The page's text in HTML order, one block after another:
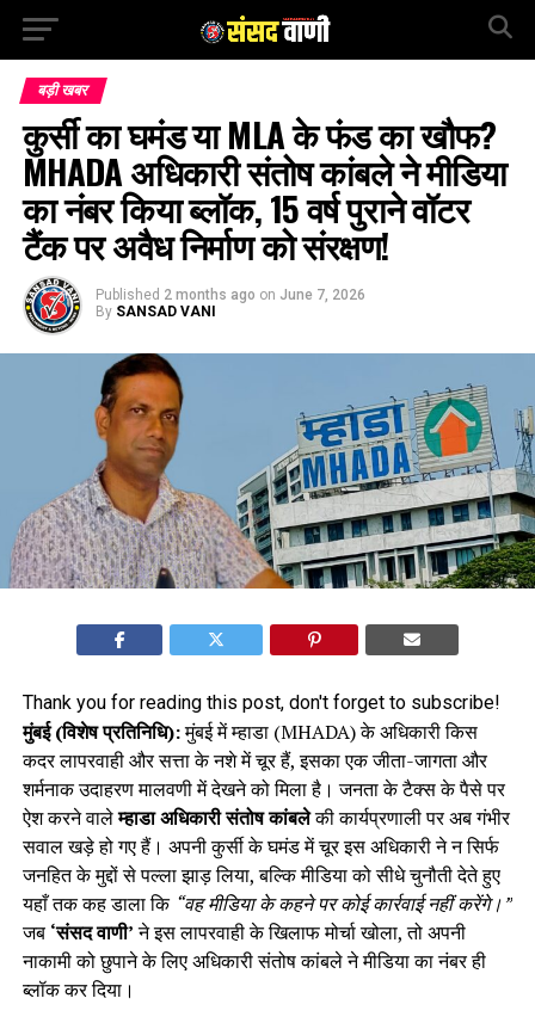
बड़ी खबर
कुर्सी का घमंड या MLA के फंड का खौफ?
MHADA अधिकारी संतोष कांबले ने मीडिया
का नंबर किया ब्लॉक, 15 वर्ष पुराने वॉटर
टैंक पर अवैध निर्माण को संरक्षण!
Published 2 months ago on June 7, 2026
By SANSAD VANI
Thank you for reading this post, don't forget to subscribe!
मुंबई (विशेष प्रतिनिधि):मुंबई में म्हाडा (MHADA) के अधिकारी किस
कदर लापरवाही और सत्ता के नशे में चूर हैं, इसका एक जीता-जागता और
शर्मनाक उदाहरण मालवणी में देखने को मिला है। जनता के टैक्स के पैसे पर
ऐश करने वालेम्हाडा अधिकारी संतोष कांबलेकी कार्यप्रणाली पर अब गंभीर
सवाल खड़े हो गए हैं। अपनी कुर्सी के घमंड में चूर इस अधिकारी ने न सिर्फ
जनहित के मुद्दों से पल्ला झाड़ लिया, बल्कि मीडिया को सीधे चुनौती देते हुए
यहाँ तक कह डाला कि “वह मीडिया के कहने पर कोई कार्रवाई नहीं करेंगे।”
जब ‘संसद वाणी’ने इस लापरवाही के खिलाफ मोर्चा खोला, तो अपनी
नाकामी को छुपाने के लिए अधिकारी संतोष कांबले ने मीडिया का नंबर ही
ब्लॉक कर दिया।